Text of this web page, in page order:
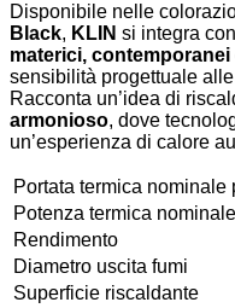
Disponibile nelle
Black, KLIN si integra
materici,
sensibilità progettuale
Racconta un’idea di
armonioso, dove
un’esperienza di calore
Portata termica nominale
Potenza termica nominale
Rendimento
Diametro uscita fumi
Superficie riscaldante